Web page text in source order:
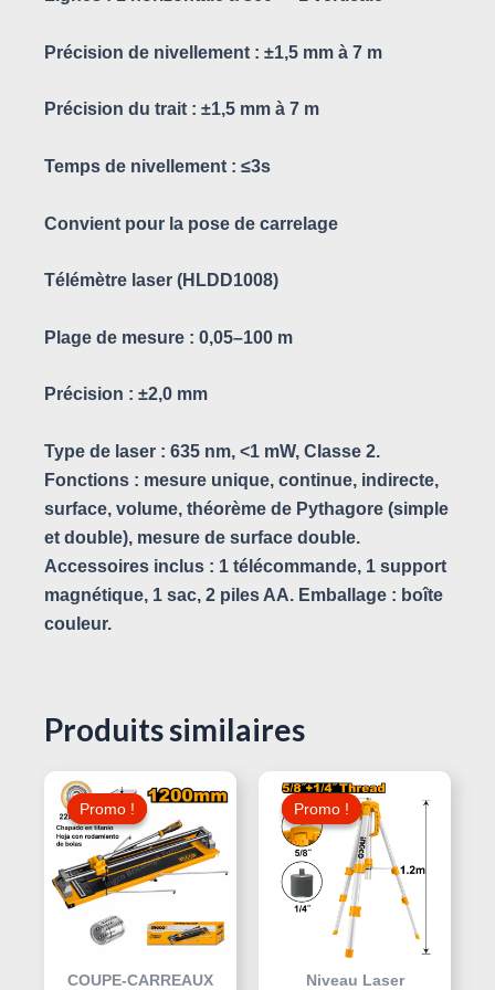
Précision de nivellement : ±1,5 mm à 7 m
Précision du trait : ±1,5 mm à 7 m
Temps de nivellement : ≤3s
Convient pour la pose de carrelage
Télémètre laser (HLDD1008)
Plage de mesure : 0,05–100 m
Précision : ±2,0 mm
Type de laser : 635 nm, <1 mW, Classe 2.
Fonctions : mesure unique, continue, indirecte,
surface, volume, théorème de Pythagore (simple
et double), mesure de surface double.
Accessoires inclus : 1 télécommande, 1 support
magnétique, 1 sac, 2 piles AA. Emballage : boîte
couleur.
Produits similaires
Promo !
Promo !
COUPE-CARREAUX
Prix
Initial
Était :
Le
Promo !
Promo !
Niveau Laser
Prix
Initial
Était :
Le